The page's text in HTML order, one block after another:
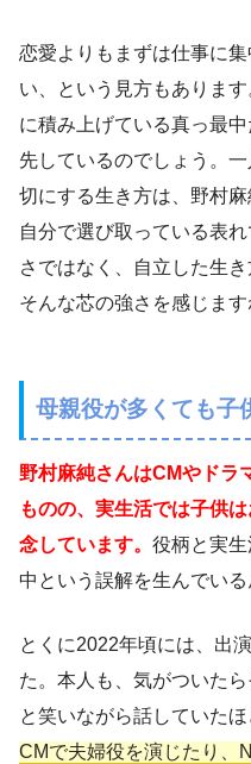
恋愛よりもまずは仕事に
い、という見方もありま
に積み上げている真っ最
先しているのでしょう。
切にする生き方は、野村
自分で選び取っている表
さではなく、自立した生
そんな芯の強さを感じます
母親役が多くても子
野村麻純さんはCMやドラ
ものの、実生活では子供
念しています。 役柄と実
中という誤解を生んでいる
とくに2022年頃には、出
た。本人も、気がついた
と笑いながら話していたほ
CMで夫婦役を演じたり、